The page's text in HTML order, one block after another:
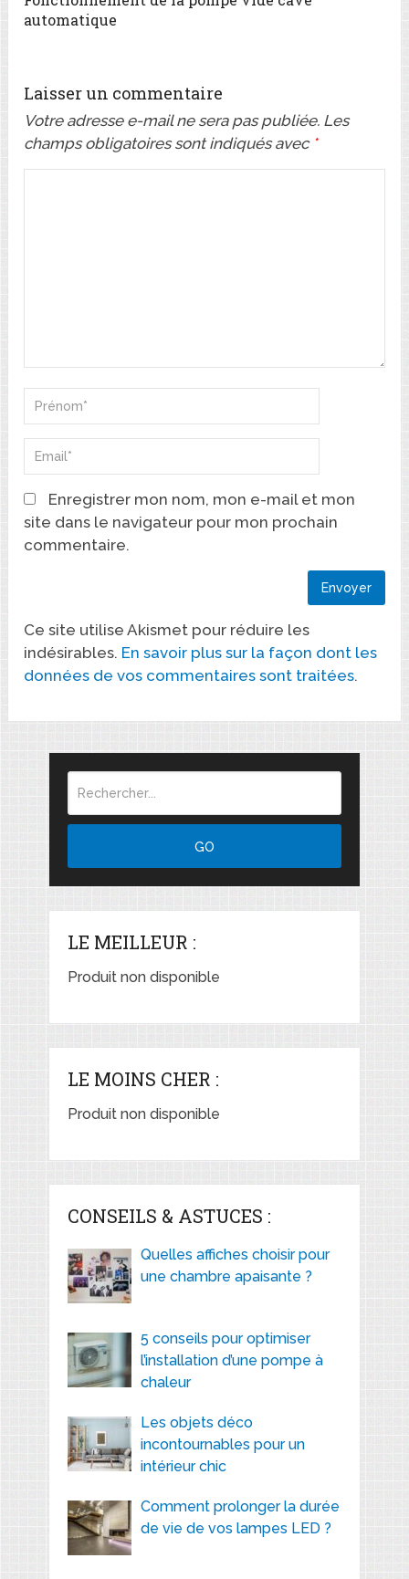
automatique
Laisser un commentaire
Votre adresse e-mail ne sera pas publiée. Les
champs obligatoires sont indiqués avec *
Enregistrer mon nom, mon e-mail et mon
site dans le navigateur pour mon prochain
commentaire.
Ce site utilise Akismet pour réduire les
indésirables. En savoir plus sur la façon dont les
données de vos commentaires sont traitées.
LE MEILLEUR :
Produit non disponible
LE MOINS CHER :
Produit non disponible
CONSEILS & ASTUCES :
Quelles affiches choisir pour
une chambre apaisante ?
5 conseils pour optimiser
l’installation d’une pompe à
chaleur
Les objets déco
incontournables pour un
intérieur chic
Comment prolonger la durée
de vie de vos lampes LED ?